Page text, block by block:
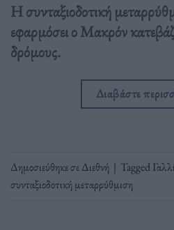
Η συνταξιοδοτική
εφαρμόσει ο Μακρόν
δρόμους.
Διαβάστε
Δημοσιεύθηκε σεΔιεθνή | Tagged
συνταξιοδοτική μεταρρύθμιση